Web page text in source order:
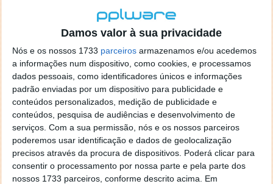
Damos valor à sua privacidade
Nós e os nossos 1733 parceiros armazenamos e/ou acedemos
a informações num dispositivo, como cookies, e processamos
dados pessoais, como identificadores únicos e informações
padrão enviadas por um dispositivo para publicidade e
conteúdos personalizados, medição de publicidade e
conteúdos, pesquisa de audiências e desenvolvimento de
serviços. Com a sua permissão, nós e os nossos parceiros
poderemos usar identificação e dados de geolocalização
precisos através da procura de dispositivos. Poderá clicar para
consentir o processamento por nossa parte e pela parte dos
nossos 1733 parceiros, conforme descrito acima. Em
Total Votos:1.472
Obrigado pela vossa participação!
Nesta rubrica colocamos uma questão sobre temas
pertinentes, atuais e úteis, de modo a conhecer a
opinião e tendências dos nossos leitores no mundo
da tecnologia, sobretudo no nosso país.